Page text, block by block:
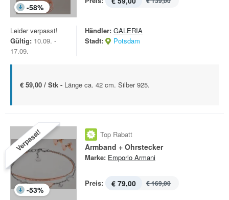
-58%
Leider verpasst!
Gültig: 10.09. -
17.09.
Händler: GALERIA
Stadt:
Potsdam
€ 59,00 / Stk - Länge ca. 42 cm. Silber 925.
Verpasst!
-53%
Top Rabatt
Armband + Ohrstecker
Marke: Emporio Armani
Preis: € 79,00 € 169,00